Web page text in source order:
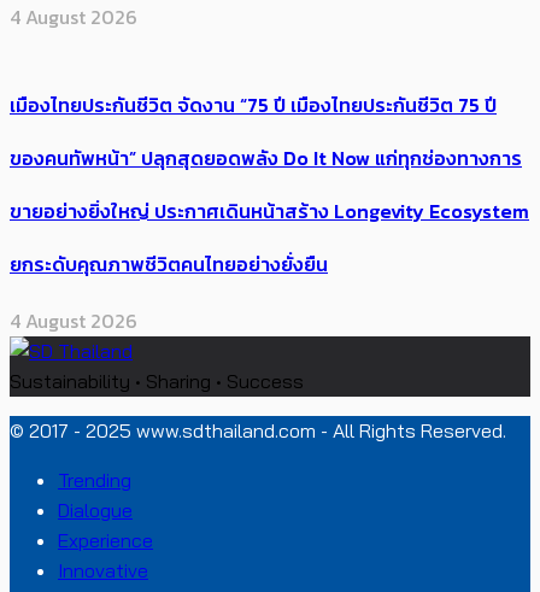
4 August 2026
เมืองไทยประกันชีวิต จัดงาน “75 ปี เมืองไทยประกันชีวิต 75 ปี
ของคนทัพหน้า” ปลุกสุดยอดพลัง Do It Now แก่ทุกช่องทางการ
ขายอย่างยิ่งใหญ่ ประกาศเดินหน้าสร้าง Longevity Ecosystem
ยกระดับคุณภาพชีวิตคนไทยอย่างยั่งยืน
4 August 2026
Sustainability • Sharing • Success
© 2017 - 2025 www.sdthailand.com - All Rights Reserved.
Trending
Dialogue
Experience
Innovative